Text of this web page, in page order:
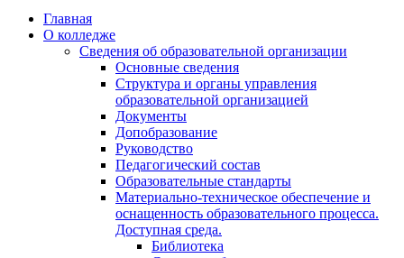
Главная
О колледже
Сведения об образовательной организации
Основные сведения
Структура и органы управления
образовательной организацией
Документы
Допобразование
Руководство
Педагогический состав
Образовательные стандарты
Материально-техническое обеспечение и
оснащенность образовательного процесса.
Доступная среда.
Библиотека